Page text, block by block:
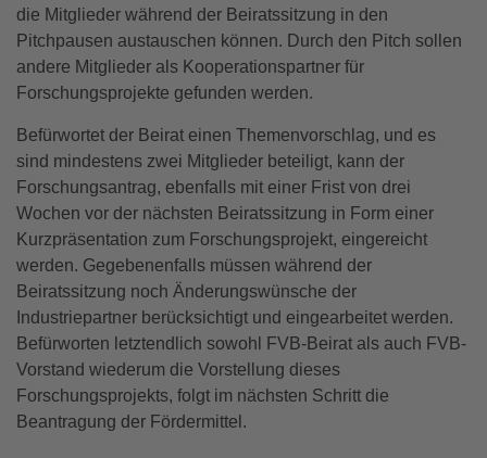
die Mitglieder während der Beiratssitzung in den
Pitchpausen austauschen können. Durch den Pitch sollen
andere Mitglieder als Kooperationspartner für
Forschungsprojekte gefunden werden.
Befürwortet der Beirat einen Themenvorschlag, und es
sind mindestens zwei Mitglieder beteiligt, kann der
Forschungsantrag, ebenfalls mit einer Frist von drei
Wochen vor der nächsten Beiratssitzung in Form einer
Kurzpräsentation zum Forschungsprojekt, eingereicht
werden. Gegebenenfalls müssen während der
Beiratssitzung noch Änderungswünsche der
Industriepartner berücksichtigt und eingearbeitet werden.
Befürworten letztendlich sowohl FVB-Beirat als auch FVB-
Vorstand wiederum die Vorstellung dieses
Forschungsprojekts, folgt im nächsten Schritt die
Beantragung der Fördermittel.